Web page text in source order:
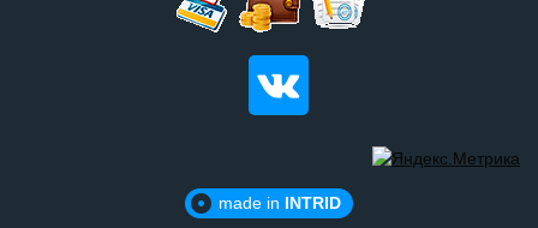
made in INTRID